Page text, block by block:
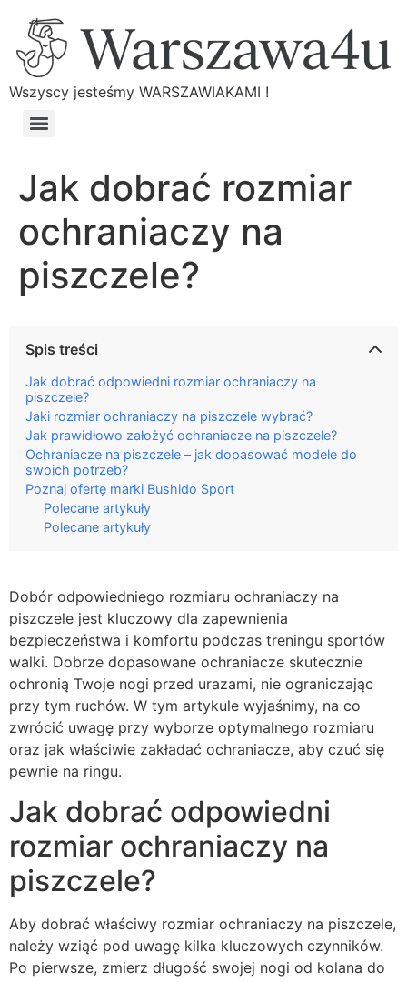
Wszyscy jesteśmy WARSZAWIAKAMI !
Jak dobrać rozmiar
ochraniaczy na
piszczele?
Spis treści
Jak dobrać odpowiedni rozmiar ochraniaczy na
piszczele?
Jaki rozmiar ochraniaczy na piszczele wybrać?
Jak prawidłowo założyć ochraniacze na piszczele?
Ochraniacze na piszczele – jak dopasować modele do
swoich potrzeb?
Poznaj ofertę marki Bushido Sport
Polecane artykuły
Polecane artykuły
Dobór odpowiedniego rozmiaru ochraniaczy na
piszczele jest kluczowy dla zapewnienia
bezpieczeństwa i komfortu podczas treningu sportów
walki. Dobrze dopasowane ochraniacze skutecznie
ochronią Twoje nogi przed urazami, nie ograniczając
przy tym ruchów. W tym artykule wyjaśnimy, na co
zwrócić uwagę przy wyborze optymalnego rozmiaru
oraz jak właściwie zakładać ochraniacze, aby czuć się
pewnie na ringu.
Jak dobrać odpowiedni
rozmiar ochraniaczy na
piszczele?
Aby dobrać właściwy rozmiar ochraniaczy na piszczele,
należy wziąć pod uwagę kilka kluczowych czynników.
Po pierwsze, zmierz długość swojej nogi od kolana do